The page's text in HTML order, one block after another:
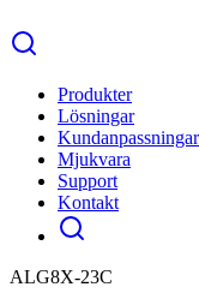
Produkter
Lösningar
Kundanpassningar
Mjukvara
Support
Kontakt
ALG8X-23C